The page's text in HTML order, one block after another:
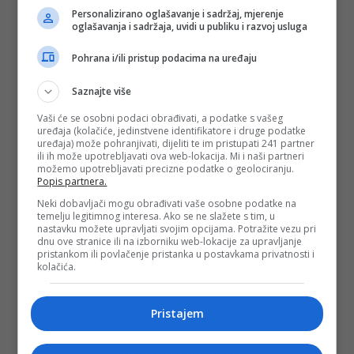
#režim
#izrael
#sjedinjene američke
#politika
Personalizirano oglašavanje i sadržaj, mjerenje
oglašavanja i sadržaja, uvidi u publiku i razvoj usluga
Pohrana i/ili pristup podacima na uređaju
Saznajte više
Vaši će se osobni podaci obrađivati, a podatke s vašeg
uređaja (kolačiće, jedinstvene identifikatore i druge podatke
uređaja) može pohranjivati, dijeliti te im pristupati 241 partner
ili ih može upotrebljavati ova web-lokacija. Mi i naši partneri
možemo upotrebljavati precizne podatke o geolociranju.
Popis partnera.
Neki dobavljači mogu obrađivati vaše osobne podatke na
temelju legitimnog interesa. Ako se ne slažete s tim, u
nastavku možete upravljati svojim opcijama. Potražite vezu pri
dnu ove stranice ili na izborniku web-lokacije za upravljanje
pristankom ili povlačenje pristanka u postavkama privatnosti i
kolačića.
Pristajem